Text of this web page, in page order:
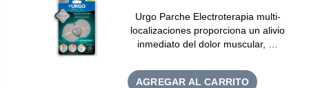
Urgo Parche Electroterapia multi-
localizaciones proporciona un alivio
inmediato del dolor muscular, …
AGREGAR AL CARRITO